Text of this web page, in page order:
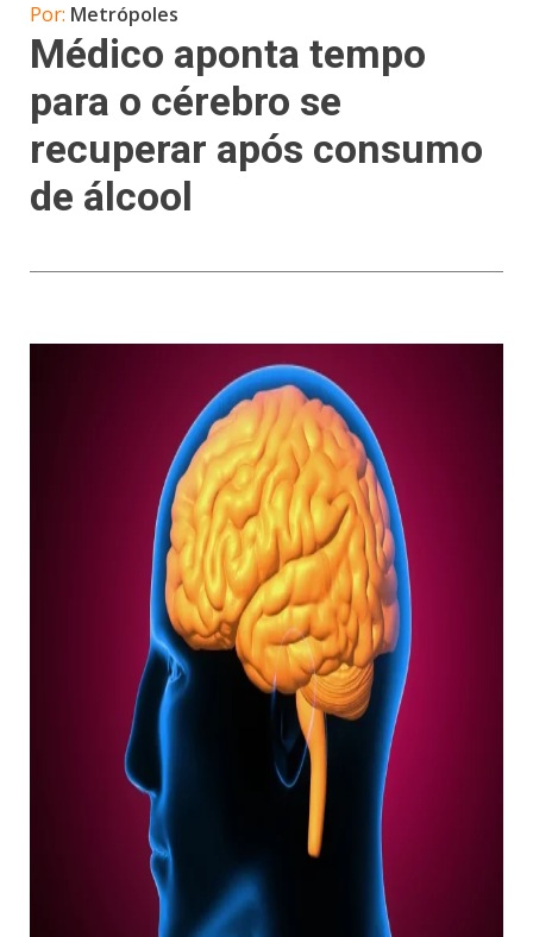
Por: Metrópoles
Médico aponta tempo
para o cérebro se
recuperar após consumo
de álcool